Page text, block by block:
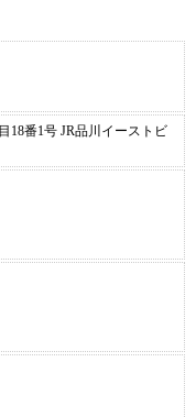
18番1号 JR品川イーストビ